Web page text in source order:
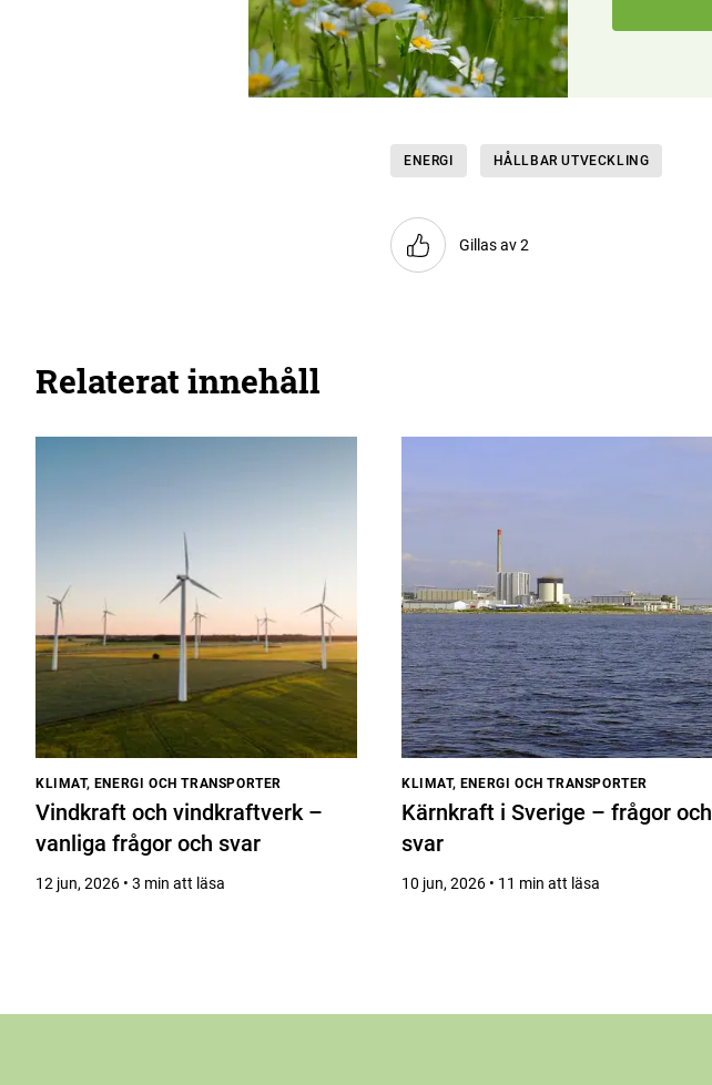
ENERGI HÅLLBAR UTVECKLING
Gillas av 2
Relaterat innehåll
KLIMAT, ENERGI OCH TRANSPORTER
Vindkraft och vindkraftverk –
vanliga frågor och svar
12 jun, 2026 • 3 min att läsa
KLIMAT, ENERGI OCH TRANSPORTER
Kärnkraft i Sverige – frågor och
svar
10 jun, 2026 • 11 min att läsa